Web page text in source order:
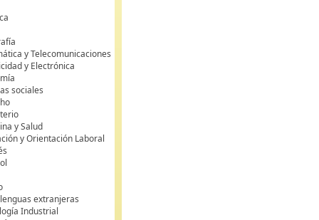
y Telecomunicaciones
y Electrónica
sociales
y Salud
y Orientación Laboral
extranjeras
Industrial